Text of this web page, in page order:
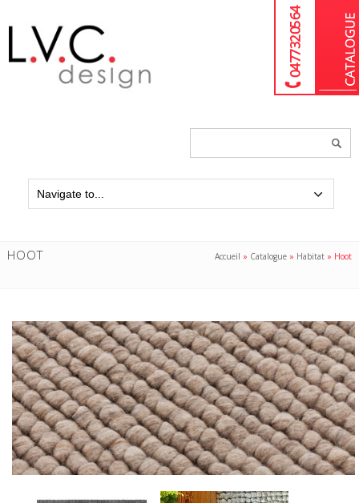
04 77 32 05 64
HOOT Accueil » Catalogue » Habitat » Hoot